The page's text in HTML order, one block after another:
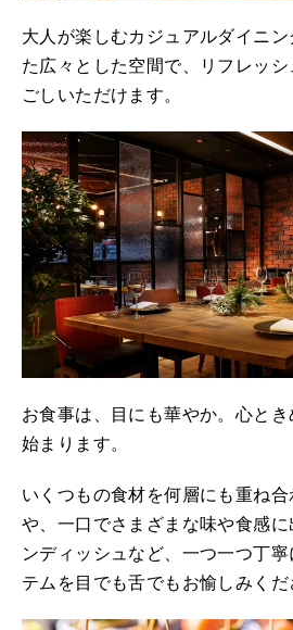
大人が楽しむカジュアルダイニ
た広々とした空間で、リフレッ
ごしいただけます。
お食事は、目にも華やか。心と
始まります。
いくつもの食材を何層にも重ね
や、一口でさまざまな味や食感
ンディッシュなど、一つ一つ丁
テムを目でも舌でもお愉しみくだ